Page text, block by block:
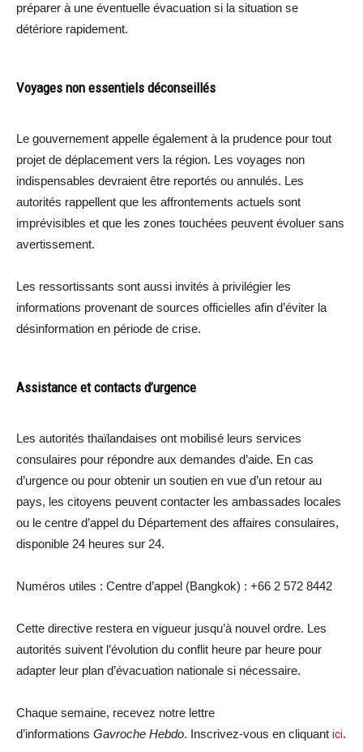
préparer à une éventuelle évacuation si la situation se
détériore rapidement.
Voyages non essentiels déconseillés
Le gouvernement appelle également à la prudence pour tout
projet de déplacement vers la région. Les voyages non
indispensables devraient être reportés ou annulés. Les
autorités rappellent que les affrontements actuels sont
imprévisibles et que les zones touchées peuvent évoluer sans
avertissement.
Les ressortissants sont aussi invités à privilégier les
informations provenant de sources officielles afin d’éviter la
désinformation en période de crise.
Assistance et contacts d’urgence
Les autorités thaïlandaises ont mobilisé leurs services
consulaires pour répondre aux demandes d’aide. En cas
d’urgence ou pour obtenir un soutien en vue d’un retour au
pays, les citoyens peuvent contacter les ambassades locales
ou le centre d’appel du Département des affaires consulaires,
disponible 24 heures sur 24.
Numéros utiles : Centre d’appel (Bangkok) : +66 2 572 8442
Cette directive restera en vigueur jusqu’à nouvel ordre. Les
autorités suivent l’évolution du conflit heure par heure pour
adapter leur plan d’évacuation nationale si nécessaire.
Chaque semaine, recevez notre lettre
d’informations Gavroche Hebdo. Inscrivez-vous en cliquant ici.